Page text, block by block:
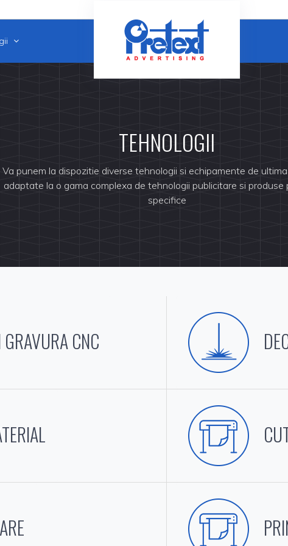
TEHNOLOGII
Va punem la dispozitie diverse tehnologii si echipamente de
adaptate la o gama complexa de tehnologii publicitare si produse
specifice
CNC